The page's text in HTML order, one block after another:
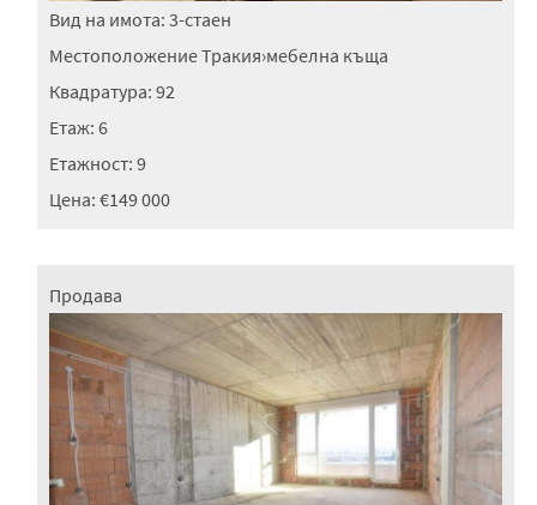
Вид на имота: 3-стаен
МестоположениеТракия›мебелна къща
Квадратура: 92
Етаж: 6
Етажност: 9
Цена: €149 000
Продава